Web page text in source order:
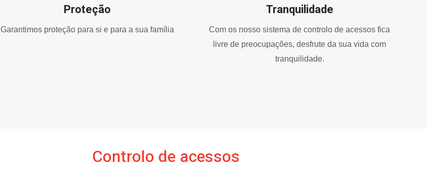
Proteção
Garantimos proteção para si e para a sua família
Tranquilidade
Com os nosso sistema de controlo de acessos fica
livre de preocupações, desfrute da sua vida com
tranquilidade.
Controlo de acessos